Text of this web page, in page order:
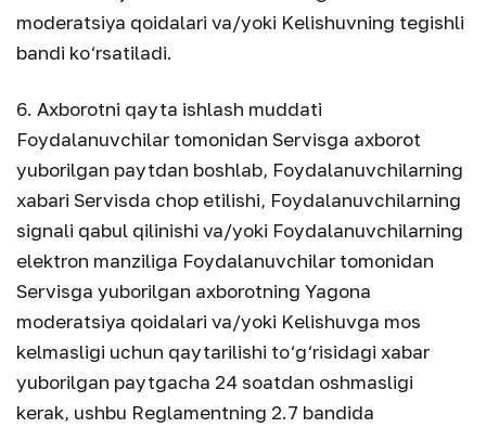
moderatsiya qoidalari va/yoki Kelishuvning tegishli
bandi ko‘rsatiladi.
6. Axborotni qayta ishlash muddati
Foydalanuvchilar tomonidan Servisga axborot
yuborilgan paytdan boshlab, Foydalanuvchilarning
xabari Servisda chop etilishi, Foydalanuvchilarning
signali qabul qilinishi va/yoki Foydalanuvchilarning
elektron manziliga Foydalanuvchilar tomonidan
Servisga yuborilgan axborotning Yagona
moderatsiya qoidalari va/yoki Kelishuvga mos
kelmasligi uchun qaytarilishi to‘g‘risidagi xabar
yuborilgan paytgacha 24 soatdan oshmasligi
kerak, ushbu Reglamentning 2.7 bandida